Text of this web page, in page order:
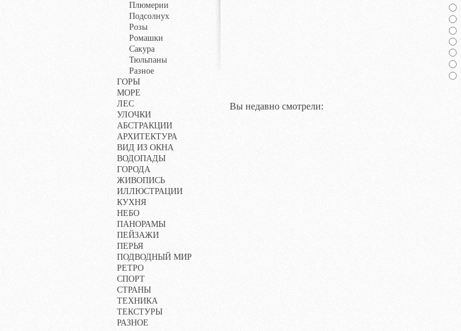
Плюмерии
Подсолнух
Розы
Ромашки
Сакура
Тюльпаны
Разное
ГОРЫ
МОРЕ
ЛЕС
УЛОЧКИ
АБСТРАКЦИИ
АРХИТЕКТУРА
ВИД ИЗ ОКНА
ВОДОПАДЫ
ГОРОДА
ЖИВОПИСЬ
ИЛЛЮСТРАЦИИ
КУХНЯ
НЕБО
ПАНОРАМЫ
ПЕЙЗАЖИ
ПЕРЬЯ
ПОДВОДНЫЙ МИР
РЕТРО
СПОРТ
СТРАНЫ
ТЕХНИКА
ТЕКСТУРЫ
РАЗНОЕ
Вы недавно смотрели: